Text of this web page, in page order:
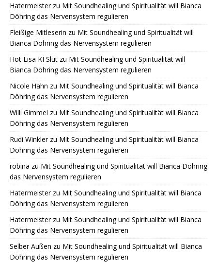
Hatermeisterzu Mit Soundhealing und Spiritualität will Bianca
Döhring das Nervensystem regulieren
Fleißige Mitleserin zu Mit Soundhealing und Spiritualität will
Bianca Döhring das Nervensystem regulieren
Hot Lisa KI Slut zu Mit Soundhealing und Spiritualität will
Bianca Döhring das Nervensystem regulieren
Nicole Hahn zu Mit Soundhealing und Spiritualität will Bianca
Döhring das Nervensystem regulieren
Willi Gimmel zu Mit Soundhealing und Spiritualität will Bianca
Döhring das Nervensystem regulieren
Rudi Winklerzu Mit Soundhealing und Spiritualität will Bianca
Döhring das Nervensystem regulieren
robina zu Mit Soundhealing und Spiritualität will Bianca Döhring
das Nervensystem regulieren
Hatermeisterzu Mit Soundhealing und Spiritualität will Bianca
Döhring das Nervensystem regulieren
Hatermeisterzu Mit Soundhealing und Spiritualität will Bianca
Döhring das Nervensystem regulieren
Selber Außen zu Mit Soundhealing und Spiritualität will Bianca
Döhring das Nervensystem regulieren